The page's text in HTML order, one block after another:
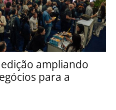
ampliando
para a